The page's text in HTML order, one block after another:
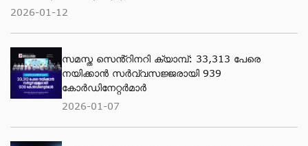
2026-01-12
സമസ്ത സെൻ്റിനറി ക്യാമ്പ്: 33,313 പേരെ
നയിക്കാൻ സർവ്വസജ്ജരായി 939
കോർഡിനേറ്റർമാർ
2026-01-07